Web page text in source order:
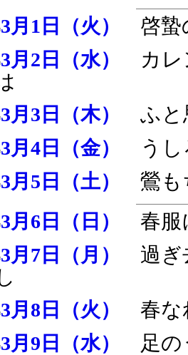
3月1日（火）
啓
3月2日（水）
カ
3月3日（木） ふと
3月4日（金） う
3月5日（土） 鶯も
3月6日（日） 春
3月7日（月）
過
3月8日（火） 春な
3月9日（水） 足